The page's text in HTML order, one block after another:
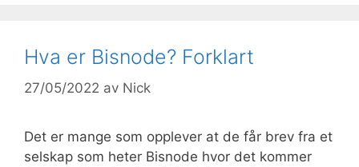
Hva er Bisnode? Forklart
27/05/2022 av Nick
Det er mange som opplever at de får brev fra et
selskap som heter Bisnode hvor det kommer